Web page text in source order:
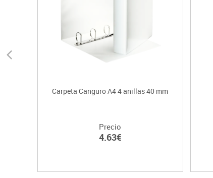
Carpeta Canguro A4 4 anillas 40 mm
Precio
4.63€